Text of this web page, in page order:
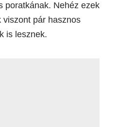
poratkának. Nehéz ezek
viszont pár hasznos
is lesznek.